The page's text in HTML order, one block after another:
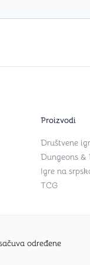
određene
Proizvodi
Društvene
Dungeons &
Igre na
TCG